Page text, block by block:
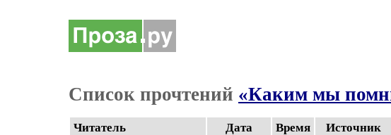
Список прочтений «Каким мы
Читатель Дата Время
Источник